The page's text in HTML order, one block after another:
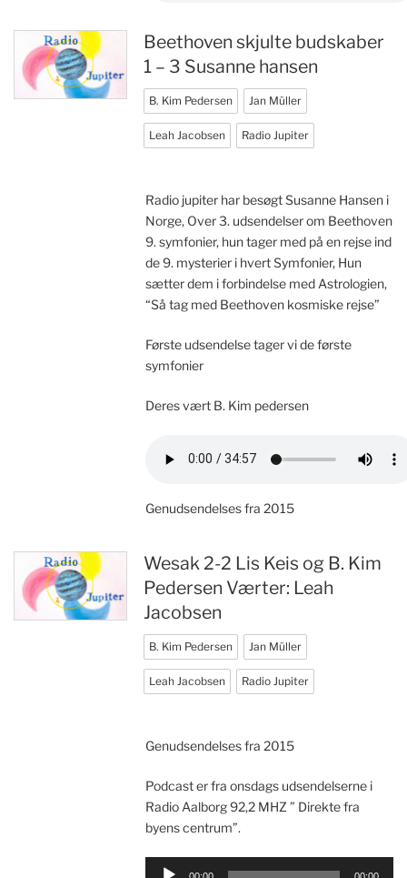
Beethoven skjulte budskaber
1 – 3 Susanne hansen
B. Kim Pedersen Jan Müller
Leah Jacobsen Radio Jupiter
Radio jupiter har besøgt Susanne Hansen i
Norge, Over 3. udsendelser om Beethoven
9. symfonier, hun tager med på en rejse ind
de 9. mysterier i hvert Symfonier, Hun
sætter dem i forbindelse med Astrologien,
“Så tag med Beethoven kosmiske rejse”
Første udsendelse tager vi de første
symfonier
Deres vært B. Kim pedersen
Genudsendelses fra 2015
Wesak 2-2 Lis Keis og B. Kim
Pedersen Værter: Leah
Jacobsen
B. Kim Pedersen Jan Müller
Leah Jacobsen Radio Jupiter
Genudsendelses fra 2015
Podcast er fra onsdags udsendelserne i
Radio Aalborg 92,2 MHZ ” Direkte fra
byens centrum”.
Lydafspiller
00:00 00:00